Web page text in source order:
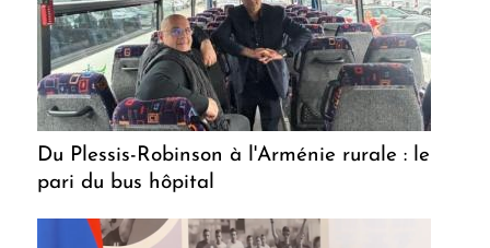
Du Plessis-Robinson à l'Arménie rurale : le
pari du bus hôpital